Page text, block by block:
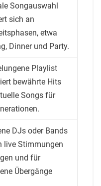
Songauswahl
sich an
etwa
Dinner und Party.
Playlist
bewährte Hits
Songs für
DJs oder Bands
live Stimmungen
und für
Übergänge